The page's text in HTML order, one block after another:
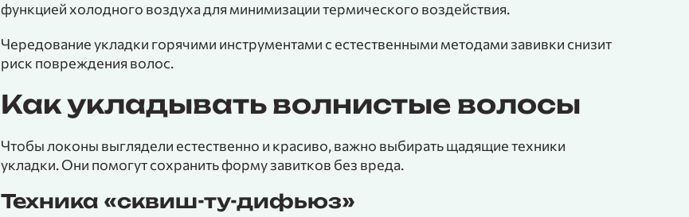
функцией холодного воздуха для минимизации термического воздействия.
Чередование укладки горячими инструментами с естественными методами завивки снизит
риск повреждения волос.
Как укладывать волнистые волосы
Чтобы локоны выглядели естественно и красиво, важно выбирать щадящие техники
укладки. Они помогут сохранить форму завитков без вреда.
Техника «сквиш-ту-дифьюз»